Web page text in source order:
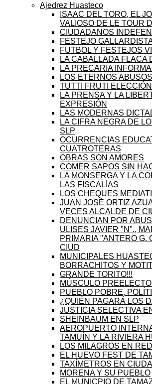
Ajedrez Huasteco
ISAAC DEL TORO, EL
VALIOSO DE LE TOUR
CIUDADANOS
FESTEJO
FUTBOL Y FESTEJOS
LA CABALLADA FLACA
LA PRECARIA
LOS ETERNOS
TUTTI FRUTI
LA PRENSA Y LA
EXPRESIÓN
LAS MODERNAS
LA CIFRA NEGRA DE
SLP
OCURRENCIAS
CUATROTERAS
OBRAS SON AMORES
COMER SAPOS SIN
LA MONSERGA Y LA
LAS FISCALÍAS
LOS CHEQUES
JUAN JOSÉ ORTIZ
VECES ALCALDE DE
DENUNCIAN POR
ULISES JAVIER "N".,
PRIMARIA "ANTERO G.
CIUD
MUNICIPALES
BORRACHITOS Y
GRANDE TORITO!!!
MÚSCULO
PUEBLO POBRE,
¿QUIÉN PAGARÁ LOS
JUSTICIA SELECTIVA
SHEINBAUM EN SLP
AEROPUERTO
TAMUÍN Y LA RIVIERA
LOS MILAGROS EN
EL HUEVO FEST DE
TAXÍMETROS EN
MORENA Y SU PUEBLO
EL MUNICPIO DE